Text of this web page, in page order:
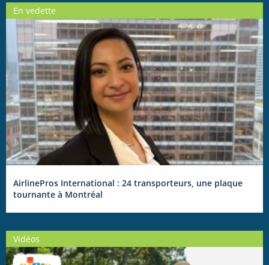
En vedette
AirlinePros International : 24 transporteurs, une plaque
tournante à Montréal
Vidéos